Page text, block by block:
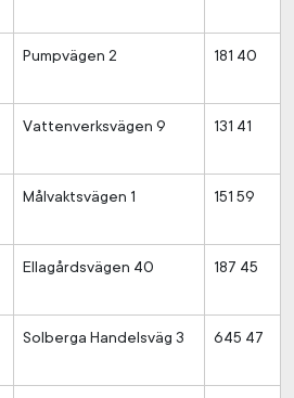
Pumpvägen 2 181 40
Vattenverksvägen 9 131 41
Målvaktsvägen 1 151 59
Ellagårdsvägen 40 187 45
Solberga Handelsväg 3 645 47